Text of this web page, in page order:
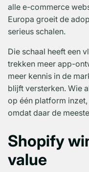
alle e-commerce
Europa groeit de
serieus schalen.
Die schaal heeft een
trekken meer app-
meer kennis in de
blijft versterken. Wie
op één platform
omdat daar de
Shopify
value